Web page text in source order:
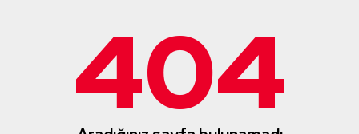
404